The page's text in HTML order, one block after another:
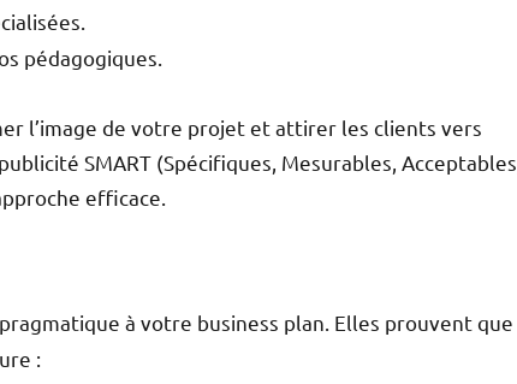
pédagogiques.
l’image de votre projet et attirer les clients vers
SMART (Spécifiques, Mesurables, Acceptables,
efficace.
à votre business plan. Elles prouvent que
: